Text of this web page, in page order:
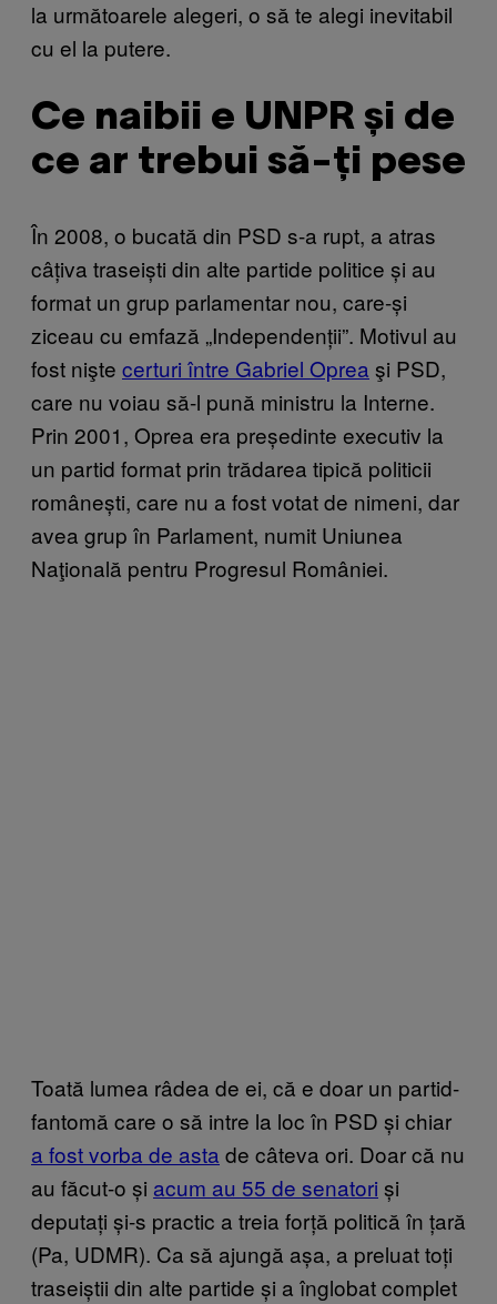
la următoarele alegeri, o să te alegi inevitabil
cu el la putere.
Ce naibii e UNPR și de
ce ar trebui să-ți pese
În 2008, o bucată din PSD s-a rupt, a atras
câțiva traseiști din alte partide politice și au
format un grup parlamentar nou, care-și
ziceau cu emfază „Independenții”. Motivul au
fost nişte certuri între Gabriel Oprea şi PSD,
care nu voiau să-l pună ministru la Interne.
Prin 2001, Oprea era președinte executiv la
un partid format prin trădarea tipică politicii
românești, care nu a fost votat de nimeni, dar
avea grup în Parlament, numit Uniunea
Naţională pentru Progresul României.
Toată lumea râdea de ei, că e doar un partid-
fantomă care o să intre la loc în PSD și chiar
a fost vorba de asta de câteva ori. Doar că nu
au făcut-o și acum au 55 de senatori și
deputați și-s practic a treia forță politică în țară
(Pa, UDMR). Ca să ajungă așa, a preluat toți
traseiștii din alte partide și a înglobat complet